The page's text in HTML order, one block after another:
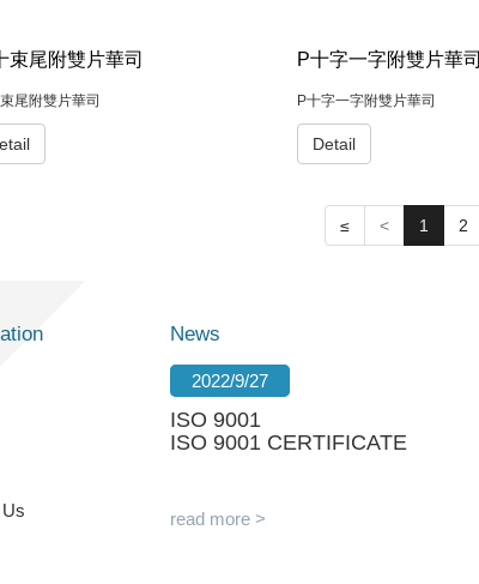
束尾附雙片華司
尾附雙片華司
P十字一字附雙片華司
P十字一字附雙片華司
Detail
≤ < 1 2
News
2022/9/27
ISO 9001
ISO 9001 CERTIFICATE
read more >